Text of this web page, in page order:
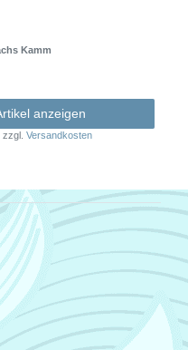
Kamm
anzeigen
zzgl.Versandkosten